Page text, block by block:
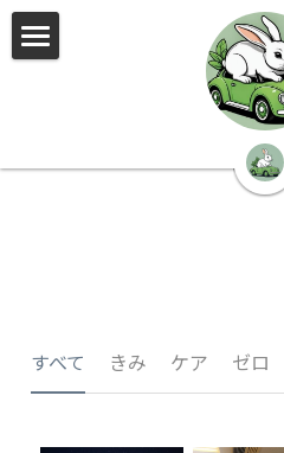
🌳株式会社 kibi🦉（トッ
📰kibi log（ブログ）
🏢会社概要・プライバシ
📸Who am I?（プロフ
🏙️社員が防ぐ不正と犯罪
すべて きみ ケア ゼロ
ストアカ
すべてのカテゴリー
ブログカ